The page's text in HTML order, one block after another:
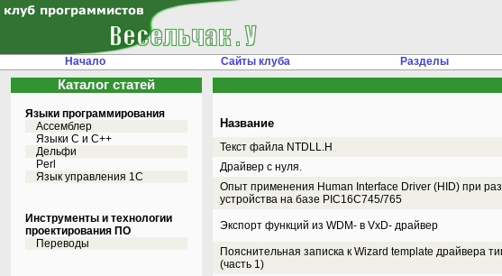
Начало Сайты клуба Разделы
Каталог статей
Языки программирования
Ассемблер
Языки С и C++
Дельфи
Perl
Язык управления 1С
Инструменты и технологии
проектирования ПО
Переводы
Название
Текст файла NTDLL.H
Драйвер с нуля.
Опыт применения Human Interface Driver (HID) при
устройства на базе PIC16С745/765
Экспорт функций из WDM- в VxD- драйвер
Пояснительная записка к Wizard template драйвера
(часть 1)